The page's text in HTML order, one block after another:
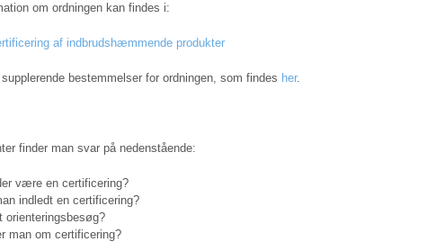
om ordningen kan findes i:
af indbrudshæmmende produkter
bestemmelser for ordningen, som findes her.
finder man svar på nedenstående:
være en certificering?
indledt en certificering?
orienteringsbesøg?
man om certificering?